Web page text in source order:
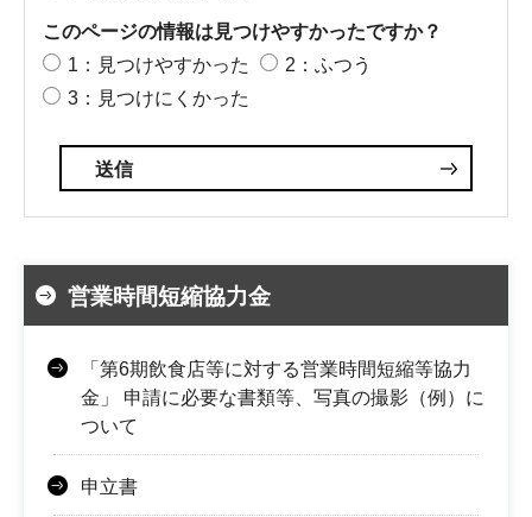
このページの情報は見つけやすかったですか？
1：見つけやすかった
2：ふつう
3：見つけにくかった
営業時間短縮協力金
「第6期飲食店等に対する営業時間短縮等協力
金」 申請に必要な書類等、写真の撮影（例）に
ついて
申立書